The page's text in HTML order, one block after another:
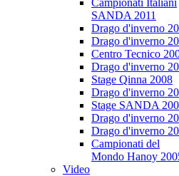
Campionati Italiani
SANDA 2011
Drago d'inverno
Drago d'inverno
Centro Tecnico
Drago d'inverno
Stage Qinna 2008
Drago d'inverno
Stage SANDA
Drago d'inverno
Drago d'inverno
Campionati del
Mondo Hanoy
Video